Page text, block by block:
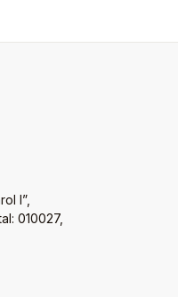
I”,
010027,